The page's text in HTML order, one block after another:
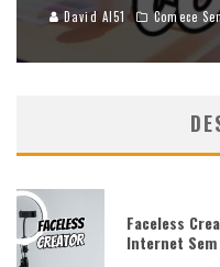
David AI51 Comece
Faceless
Internet